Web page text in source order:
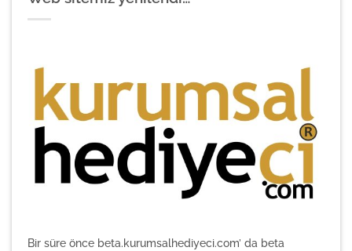
Bir süre önce beta.kurumsalhediyeci.com’ da beta